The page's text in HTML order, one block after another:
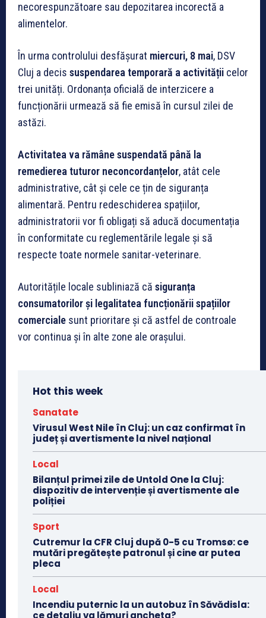
necorespunzătoare sau depozitarea incorectă a
alimentelor.
În urma controlului desfășurat miercuri, 8 mai, DSV
Cluj a decis suspendarea temporară a activității celor
trei unități. Ordonanța oficială de interzicere a
funcționării urmează să fie emisă în cursul zilei de
astăzi.
Activitatea va rămâne suspendată până la
remedierea tuturor neconcordanțelor, atât cele
administrative, cât și cele ce țin de siguranța
alimentară. Pentru redeschiderea spațiilor,
administratorii vor fi obligați să aducă documentația
în conformitate cu reglementările legale și să
respecte toate normele sanitar-veterinare.
Autoritățile locale subliniază că siguranța
consumatorilor și legalitatea funcționării spațiilor
comerciale sunt prioritare și că astfel de controale
vor continua și în alte zone ale orașului.
Hot this week
Sanatate
Virusul West Nile în Cluj: un caz confirmat în
județ și avertismente la nivel național
Local
Bilanțul primei zile de Untold One la Cluj:
dispozitiv de intervenție și avertismente ale
poliției
Sport
Cutremur la CFR Cluj după 0-5 cu Tromsø: ce
mutări pregătește patronul și cine ar putea
pleca
Local
Incendiu puternic la un autobuz în Săvădisla:
ce detaliu va lămuri ancheta?